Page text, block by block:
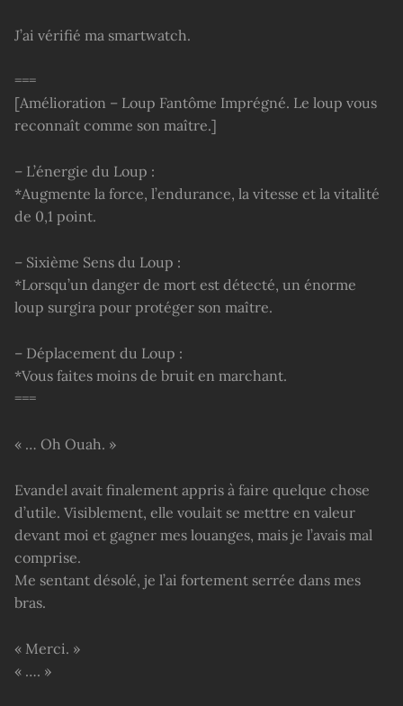
J’ai vérifié ma smartwatch.
===
[Amélioration – Loup Fantôme Imprégné. Le loup vous
reconnaît comme son maître.]
– L’énergie du Loup :
*Augmente la force, l’endurance, la vitesse et la vitalité
de 0,1 point.
– Sixième Sens du Loup :
*Lorsqu’un danger de mort est détecté, un énorme
loup surgira pour protéger son maître.
– Déplacement du Loup :
*Vous faites moins de bruit en marchant.
===
« … Oh Ouah. »
Evandel avait finalement appris à faire quelque chose
d’utile. Visiblement, elle voulait se mettre en valeur
devant moi et gagner mes louanges, mais je l’avais mal
comprise.
Me sentant désolé, je l’ai fortement serrée dans mes
bras.
« Merci. »
« …. »